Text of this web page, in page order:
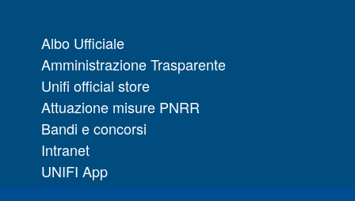
Albo Ufficiale
Amministrazione Trasparente
Unifi official store
Attuazione misure PNRR
Bandi e concorsi
Intranet
UNIFI App